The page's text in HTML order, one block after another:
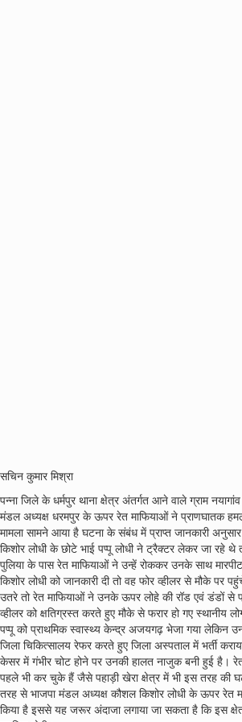
सचिन कुमार मिश्रा
पन्ना जिले के धर्मपुर थाना क्षेत्र अंतर्गत आने वाले ग्राम
मंडल अध्यक्ष धरमपुर के ऊपर रेत माफियाओं ने प्राणघातक
मामला सामने आया है घटना के संबंध में प्राप्त जानकारी
किशोर लोधी के छोटे भाई पप्पू लोधी ने ट्रैक्टर लेकर जा रहे थे
पुलिया के पास रेत माफियाओं ने उन्हें रोककर उनके साथ
किशोर लोधी को जानकारी दी तो वह फोर व्हीलर से मौके पर
उतरे तो रेत माफियाओं ने उनके ऊपर लोहे की रॉड एवं डंडों से
व्हीलर को क्षतिग्रस्त करते हुए मौके से फरार हो गए स्थानीय
पप्पू को प्राथमिक स्वास्थ्य केन्द्र अजयगढ़ भेजा गया लेकिन
जिला चिकित्सालय रेफर करते हुए जिला अस्पताल में भर्ती
केसर में गंभीर चोट होने पर उनकी हालत नाजुक बनी हुई है।
पहले भी कर चुके हैं जैसे पहाड़ी खेरा क्षेत्र में भी इस तरह की
तरह से भाजपा मंडल अध्यक्ष कौशल किशोर लोधी के ऊपर रेत
किया है इससे यह जरूर अंदाजा लगाया जा सकता है कि इस